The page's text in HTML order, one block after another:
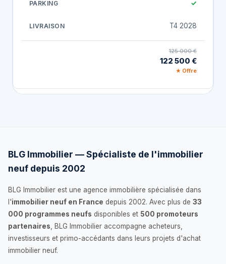
✓
T4 2028
125 000 €
122 500 €
★ Offre
BLG Immobilier — Spécialiste de l'immobilier
neuf depuis 2002
BLG Immobilier est une agence immobilière spécialisée dans
l'immobilier neuf en France depuis 2002. Avec plus de 33
000 programmes neufs disponibles et 500 promoteurs
partenaires , BLG Immobilier accompagne acheteurs,
investisseurs et primo-accédants dans leurs projets d'achat
immobilier neuf.